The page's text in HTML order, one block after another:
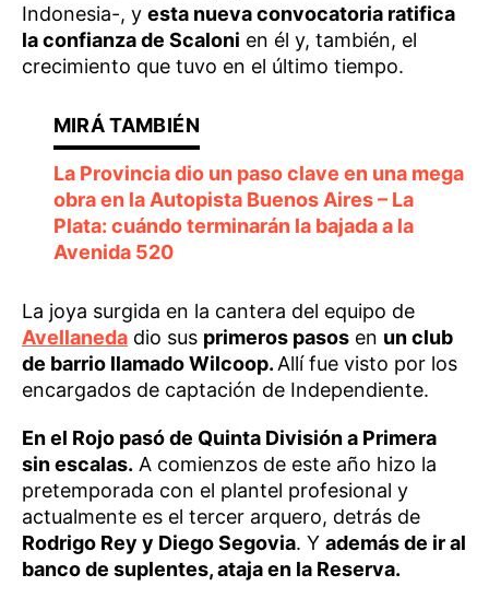
Indonesia-, y esta nueva convocatoria ratifica
la confianza de Scaloni en él y, también, el
crecimiento que tuvo en el último tiempo.
La Provincia dio un paso clave en una mega
obra en la Autopista Buenos Aires – La
Plata: cuándo terminarán la bajada a la
Avenida 520
La joya surgida en la cantera del equipo de
Avellaneda dio sus primeros pasos en un club
de barrio llamado Wilcoop. Allí fue visto por los
encargados de captación de Independiente.
En el Rojo pasó de Quinta División a Primera
sin escalas. A comienzos de este año hizo la
pretemporada con el plantel profesional y
actualmente es el tercer arquero, detrás de
Rodrigo Rey y Diego Segovia. Y además de ir al
banco de suplentes, ataja en la Reserva.